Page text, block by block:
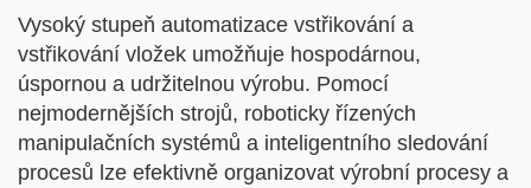
Vysoký stupeň automatizace vstřikování a
vstřikování vložek umožňuje hospodárnou,
úspornou a udržitelnou výrobu. Pomocí
nejmodernějších strojů, roboticky řízených
manipulačních systémů a inteligentního sledování
procesů lze efektivně organizovat výrobní procesy a